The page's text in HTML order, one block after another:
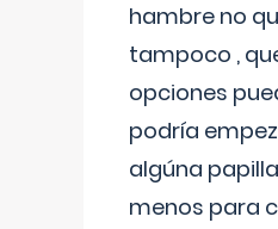
hambre no
tampoco ,
opciones
podría
algúna
menos para